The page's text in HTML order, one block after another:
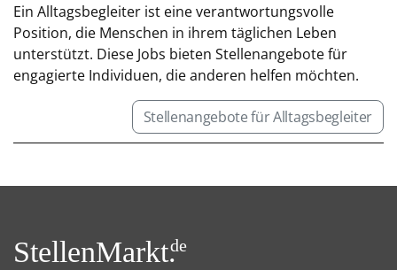
Ein Alltagsbegleiter ist eine verantwortungsvolle
Position, die Menschen in ihrem täglichen Leben
unterstützt. Diese Jobs bieten Stellenangebote für
engagierte Individuen, die anderen helfen möchten.
Stellenangebote für Alltagsbegleiter
StellenMarkt.de